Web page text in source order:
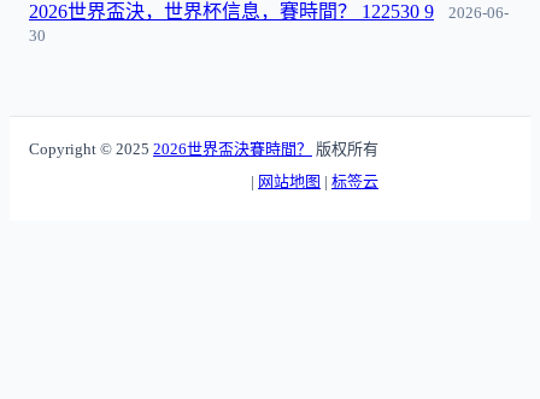
2026世界盃決，世界杯信息，賽時間？ 122530 9
2026-06-
30
Copyright © 2025 2026世界盃決賽時間？
版权所有
| 网站地图 | 标签云